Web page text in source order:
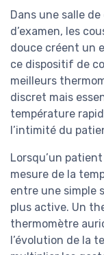
Dans une salle
d’examen, les
douce créent un
ce dispositif de
meilleurs
discret mais
température
l’intimité du
Lorsqu’un
mesure de la
entre une simple
plus active. Un
thermomètre
l’évolution de la